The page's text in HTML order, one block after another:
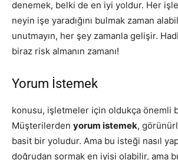
denemek, belki de en iyi yoldur. Her
neyin işe yaradığını bulmak zaman
unutmayın, her şey zamanla gelişir.
biraz risk almanın zamanı!
Yorum İstemek
konusu, işletmeler için oldukça önemli
Müşterilerden yorum istemek,
basit bir yoludur. Ama bu isteği nasıl
doğrudan sormak en iyisi olabilir, ama